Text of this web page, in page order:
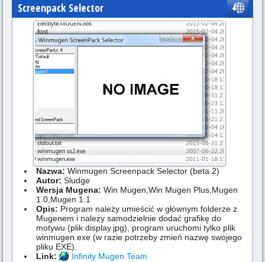
Screenpack Selector
Nazwa: Winmugen Screenpack Selector (beta 2)
Autor: Sludge
Wersja Mugena: Win Mugen,Win Mugen Plus,Mugen
1.0,Mugen 1.1
Opis: Program należy umieścić w głównym folderze z
Mugenem i należy samodzielnie dodać grafikę do
motywu (plik display.jpg), program uruchomi tylko plik
winmugen.exe (w razie potrzeby zmień nazwę swojego
pliku EXE).
Link:
Infinity Mugen Team